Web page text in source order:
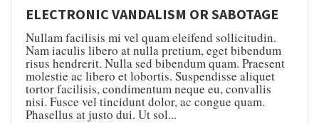
ELECTRONIC VANDALISM OR SABOTAGE
Nullam facilisis mi vel quam eleifend sollicitudin.
Nam iaculis libero at nulla pretium, eget bibendum
risus hendrerit. Nulla sed bibendum quam. Praesent
molestie ac libero et lobortis. Suspendisse aliquet
tortor facilisis, condimentum neque eu, convallis
nisi. Fusce vel tincidunt dolor, ac congue quam.
Phasellus at justo dui. Ut sol...